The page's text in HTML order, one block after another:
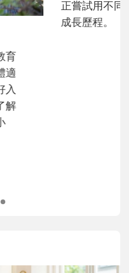
男人│讀懂父親的
！男人總是在一次
，跟著孩子一起長
遊戲，到獨立自
的能力養成。爸爸